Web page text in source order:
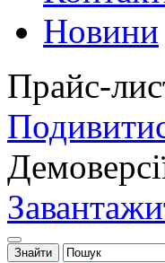
Новини
Прайс-